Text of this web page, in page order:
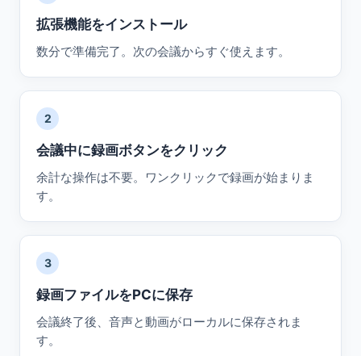
拡張機能をインストール
数分で準備完了。次の会議からすぐ使えます。
2
会議中に録画ボタンをクリック
余計な操作は不要。ワンクリックで録画が始まりま
す。
3
録画ファイルをPCに保存
会議終了後、音声と動画がローカルに保存されま
す。